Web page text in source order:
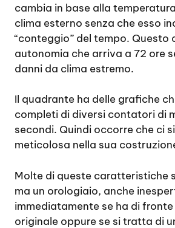
cambia in base alla
clima esterno senza che esso
“conteggio” del tempo. Questo
autonomia che arriva a 72 ore
danni da clima estremo.
Il quadrante ha delle grafiche
completi di diversi contatori di
secondi. Quindi occorre che ci
meticolosa nella sua
Molte di queste caratteristiche
ma un orologiaio, anche
immediatamente se ha di
originale oppure se si tratta di